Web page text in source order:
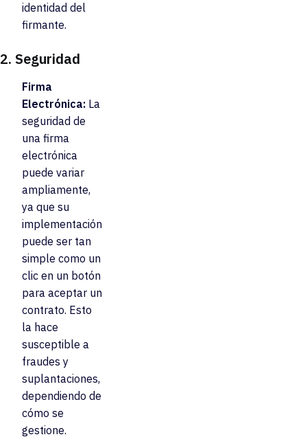
identidad del
firmante.
2. Seguridad
Firma
Electrónica: La
seguridad de
una firma
electrónica
puede variar
ampliamente,
ya que su
implementación
puede ser tan
simple como un
clic en un botón
para aceptar un
contrato. Esto
la hace
susceptible a
fraudes y
suplantaciones,
dependiendo de
cómo se
gestione.